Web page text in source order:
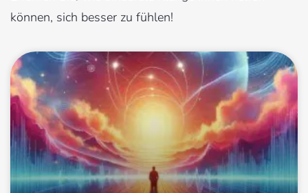
können, sich besser zu fühlen!